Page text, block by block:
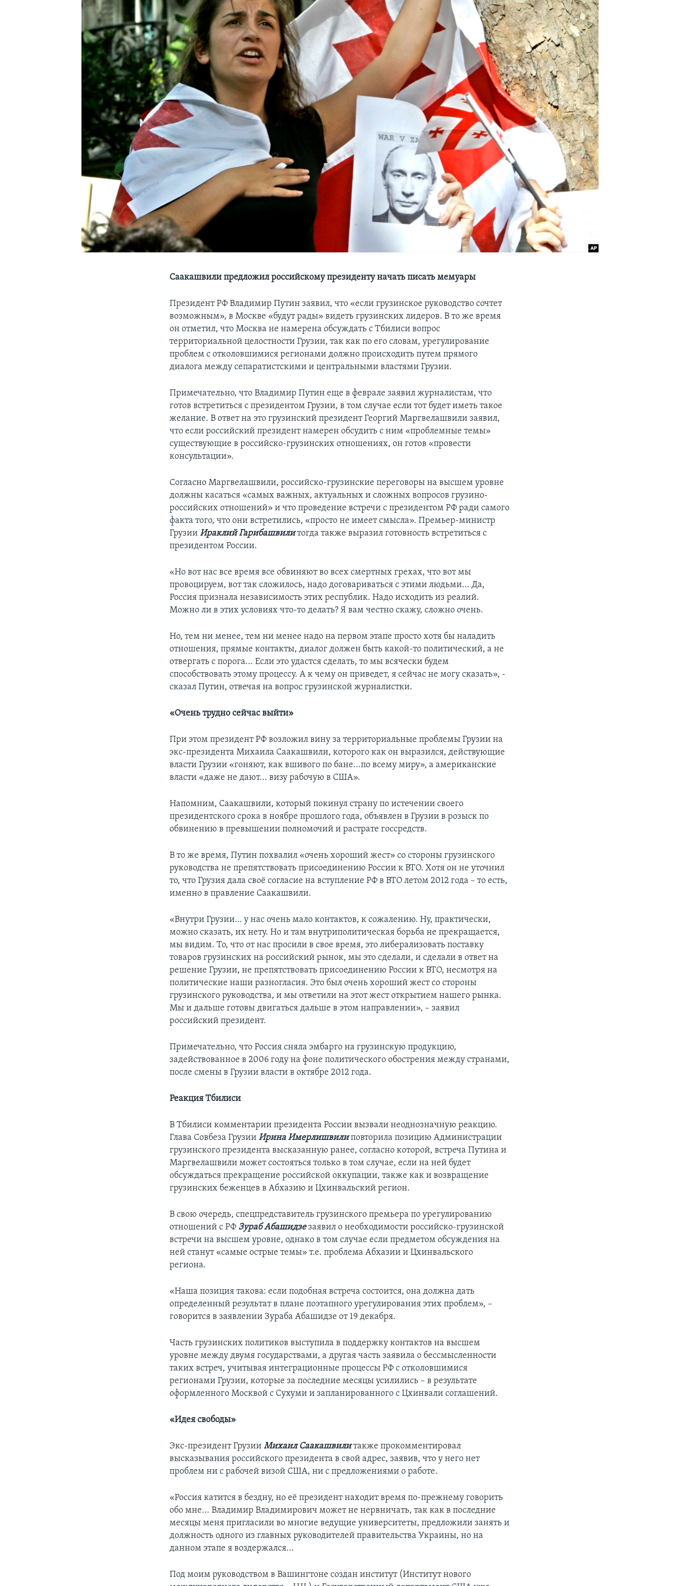
Саакашвили предложил российскому президенту начать писать мемуары
Президент РФ Владимир Путин заявил, что «если грузинское руководство сочтет
возможным», в Москве «будут рады» видеть грузинских лидеров. В то же время
он отметил, что Москва не намерена обсуждать с Тбилиси вопрос
территориальной целостности Грузии, так как по его словам, урегулирование
проблем с отколовшимися регионами должно происходить путем прямого
диалога между сепаратистскими и центральными властями Грузии.
Примечательно, что Владимир Путин еще в феврале заявил журналистам, что
готов встретиться с президентом Грузии, в том случае если тот будет иметь такое
желание. В ответ на это грузинский президент Георгий Маргвелашвили заявил,
что если российский президент намерен обсудить с ним «проблемные темы»
существующие в российско-грузинских отношениях, он готов «провести
консультации».
Согласно Маргвелашвили, российско-грузинские переговоры на высшем уровне
должны касаться «самых важных, актуальных и сложных вопросов грузино-
российских отношений» и что проведение встречи с президентом РФ ради самого
факта того, что они встретились, «просто не имеет смысла». Премьер-министр
ГрузииИраклий Гарибашвилитогда также выразил готовность встретиться с
президентом России.
«Но вот нас все время все обвиняют во всех смертных грехах, что вот мы
провоцируем, вот так сложилось, надо договариваться с этими людьми... Да,
Россия признала независимость этих республик. Надо исходить из реалий.
Можно ли в этих условиях что-то делать? Я вам честно скажу, сложно очень.
Но, тем ни менее, тем ни менее надо на первом этапе просто хотя бы наладить
отношения, прямые контакты, диалог должен быть какой-то политический, а не
отвергать с порога... Если это удастся сделать, то мы всячески будем
способствовать этому процессу. А к чему он приведет, я сейчас не могу сказать», -
сказал Путин, отвечая на вопрос грузинской журналистки.
«Очень трудно сейчас выйти»
При этом президент РФ возложил вину за территориальные проблемы Грузии на
экс-президента Михаила Саакашвили, которого как он выразился, действующие
власти Грузии «гоняют, как вшивого по бане...по всему миру», а американские
власти «даже не дают... визу рабочую в США».
Напомним, Саакашвили, который покинул страну по истечении своего
президентского срока в ноябре прошлого года, объявлен в Грузии в розыск по
обвинению в превышении полномочий и растрате госсредств.
В то же время, Путин похвалил «очень хороший жест» со стороны грузинского
руководства не препятствовать присоединению России к ВТО. Хотя он не уточнил
то, что Грузия дала своё согласие на вступление РФ в ВТО летом 2012 года – то есть,
именно в правление Саакашвили.
«Внутри Грузии… у нас очень мало контактов, к сожалению. Ну, практически,
можно сказать, их нету. Но и там внутриполитическая борьба не прекращается,
мы видим. То, что от нас просили в свое время, это либерализовать поставку
товаров грузинских на российский рынок, мы это сделали, и сделали в ответ на
решение Грузии, не препятствовать присоединению России к ВТО, несмотря на
политические наши разногласия. Это был очень хороший жест со стороны
грузинского руководства, и мы ответили на этот жест открытием нашего рынка.
Мы и дальше готовы двигаться дальше в этом направлении», – заявил
российский президент.
Примечательно, что Россия сняла эмбарго на грузинскую продукцию,
задействованное в 2006 году на фоне политического обострения между странами,
после смены в Грузии власти в октябре 2012 года.
Реакция Тбилиси
В Тбилиси комментарии президента России вызвали неоднозначную реакцию.
Глава Совбеза ГрузииИрина Имерлишвилиповторила позицию Администрации
грузинского президента высказанную ранее, согласно которой, встреча Путина и
Маргвелашвили может состояться только в том случае, если на ней будет
обсуждаться прекращение российской оккупации, также как и возвращение
грузинских беженцев в Абхазию и Цхинвальский регион.
В свою очередь, спецпредставитель грузинского премьера по урегулированию
отношений с РФ Зураб Абашидзезаявил о необходимости российско-грузинской
встречи на высшем уровне, однако в том случае если предметом обсуждения на
ней станут «самые острые темы» т.е. проблема Абхазии и Цхинвальского
региона.
«Наша позиция такова: если подобная встреча состоится, она должна дать
определенный результат в плане поэтапного урегулирования этих проблем», –
говорится в заявлении Зураба Абашидзе от 19 декабря.
Часть грузинских политиков выступила в поддержку контактов на высшем
уровне между двумя государствами, а другая часть заявила о бессмысленности
таких встреч, учитывая интеграционные процессы РФ с отколовшимися
регионами Грузии, которые за последние месяцы усилились – в результате
оформленного Москвой с Сухуми и запланированного с Цхинвали соглашений.
«Идея свободы»
Экс-президент ГрузииМихаил Саакашвилитакже прокомментировал
высказывания российского президента в свой адрес, заявив, что у него нет
проблем ни с рабочей визой США, ни с предложениями о работе.
«Россия катится в бездну, но её президент находит время по-прежнему говорить
обо мне... Владимир Владимирович может не нервничать, так как в последние
месяцы меня пригласили во многие ведущие университеты, предложили занять и
должность одного из главных руководителей правительства Украины, но на
данном этапе я воздержался...
Под моим руководством в Вашингтоне создан институт (Институт нового